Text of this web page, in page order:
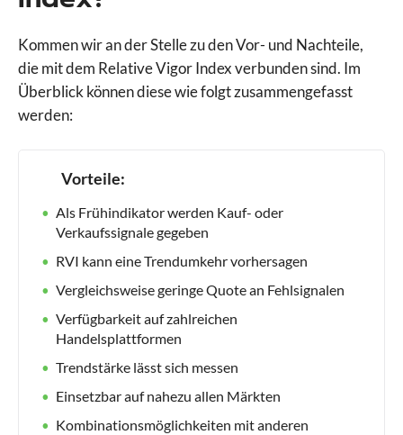
Kommen wir an der Stelle zu den Vor- und Nachteile,
die mit dem Relative Vigor Index verbunden sind. Im
Überblick können diese wie folgt zusammengefasst
werden:
Vorteile:
Als Frühindikator werden Kauf- oder
Verkaufssignale gegeben
RVI kann eine Trendumkehr vorhersagen
Vergleichsweise geringe Quote an Fehlsignalen
Verfügbarkeit auf zahlreichen
Handelsplattformen
Trendstärke lässt sich messen
Einsetzbar auf nahezu allen Märkten
Kombinationsmöglichkeiten mit anderen